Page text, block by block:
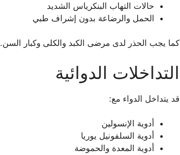
حالات التهاب البنكرياس الشديد
الحمل والرضاعة بدون إشراف طبي
كما يجب الحذر لدى مرضى الكبد والكلى وكبار السن.
التداخلات الدوائية
قد يتداخل الدواء مع:
أدوية الإنسولين
أدوية السلفونيل يوريا
أدوية المعدة والحموضة